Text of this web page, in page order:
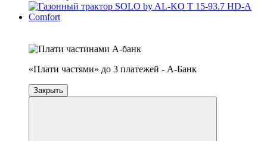
«Плати частями» до 3 платежей - А-Банк
Закрыть